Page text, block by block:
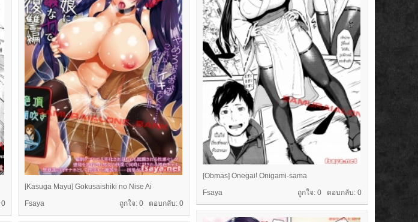
[Obmas] Onegai! Onigami-sama
ถูกใจ: 0 ตอบกลับ: 0
Fsaya
0
[Kasuga Mayu] Gokusaishiki no Nise Ai
ถูกใจ: 0 ตอบกลับ: 0
Fsaya